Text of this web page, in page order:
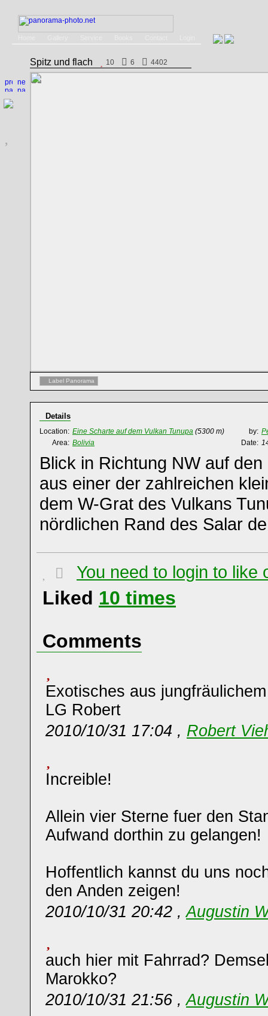
Spitz und flach 10 6 4402
Label Panorama
Details
Location: Eine Scharte auf dem Vulkan Tunupa (5300 m) by:
Area: Bolivia Date:
Blick in Richtung NW auf
aus einer der zahlreichen
dem W-Grat des Vulkans
nördlichen Rand des Salar
You need to login to like
Liked 10 times
Comments
Exotisches aus
LG Robert
2010/10/31 17:04 , Robert
Increible!
Allein vier Sterne fuer den
Aufwand dorthin zu gelangen!
Hoffentlich kannst du uns
den Anden zeigen!
2010/10/31 20:42 ,Augustin
auch hier mit Fahrrad?
Marokko?
2010/10/31 21:56 ,Augustin